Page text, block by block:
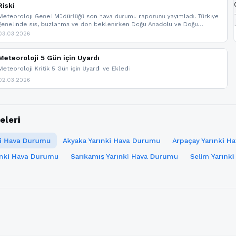
Genel Müdürlüğü son hava durumu raporunu yayımladı. Türkiye
sis, buzlanma ve don beklenirken Doğu Anadolu ve Doğu
yüksek kesimlerinde çığ riski uyarısı yapıldı. İşte son dakika
5 Gün için Uyardı
Kritik 5 Gün için Uyardı ve Ekledi
Hava Durumu Akyaka Yarınki Hava Durumu Arpaçay Yarınki
Hava Durumu
Sarıkamış Yarınki Hava Durumu Selim